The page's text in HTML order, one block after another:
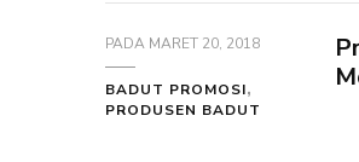
PADA MARET 20, 2018
BADUT PROMOSI
PRODUSEN BADUT